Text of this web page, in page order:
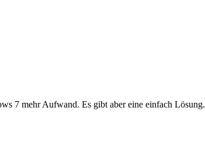
7 mehr Aufwand. Es gibt aber eine einfach Lösung.